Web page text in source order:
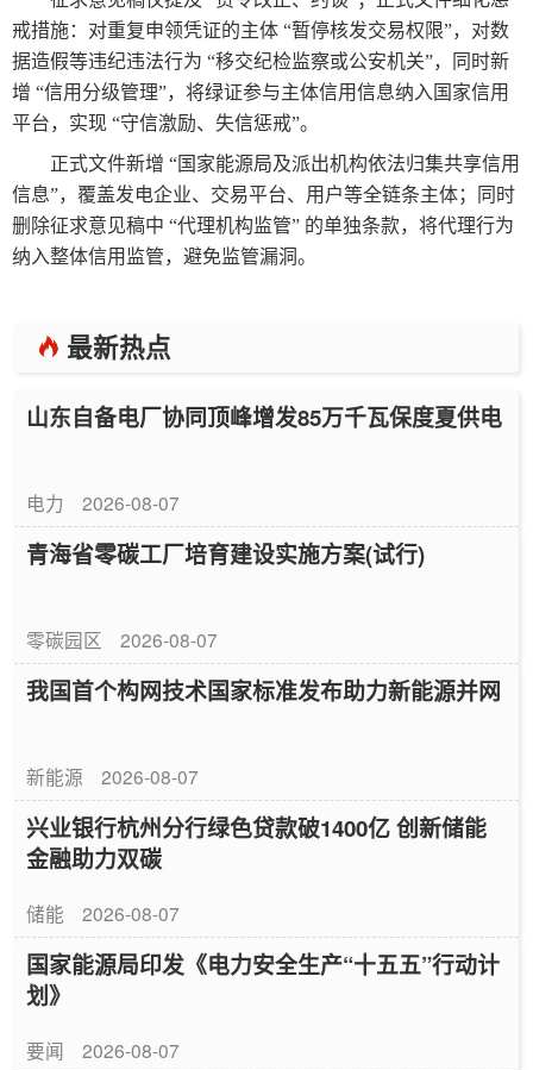
戒措施：对重复申领凭证的主体 “暂停核发交易权限”，对数
据造假等违纪违法行为 “移交纪检监察或公安机关”，同时新
增 “信用分级管理”，将绿证参与主体信用信息纳入国家信用
平台，实现 “守信激励、失信惩戒”。
正式文件新增 “国家能源局及派出机构依法归集共享信用
信息”，覆盖发电企业、交易平台、用户等全链条主体；同时
删除征求意见稿中 “代理机构监管” 的单独条款，将代理行为
纳入整体信用监管，避免监管漏洞。
最新热点
山东自备电厂协同顶峰增发85万千瓦保度夏供电
电力 2026-08-07
青海省零碳工厂培育建设实施方案(试行)
零碳园区 2026-08-07
我国首个构网技术国家标准发布助力新能源并网
新能源 2026-08-07
兴业银行杭州分行绿色贷款破1400亿 创新储能
金融助力双碳
储能 2026-08-07
国家能源局印发《电力安全生产“十五五”行动计
划》
要闻 2026-08-07